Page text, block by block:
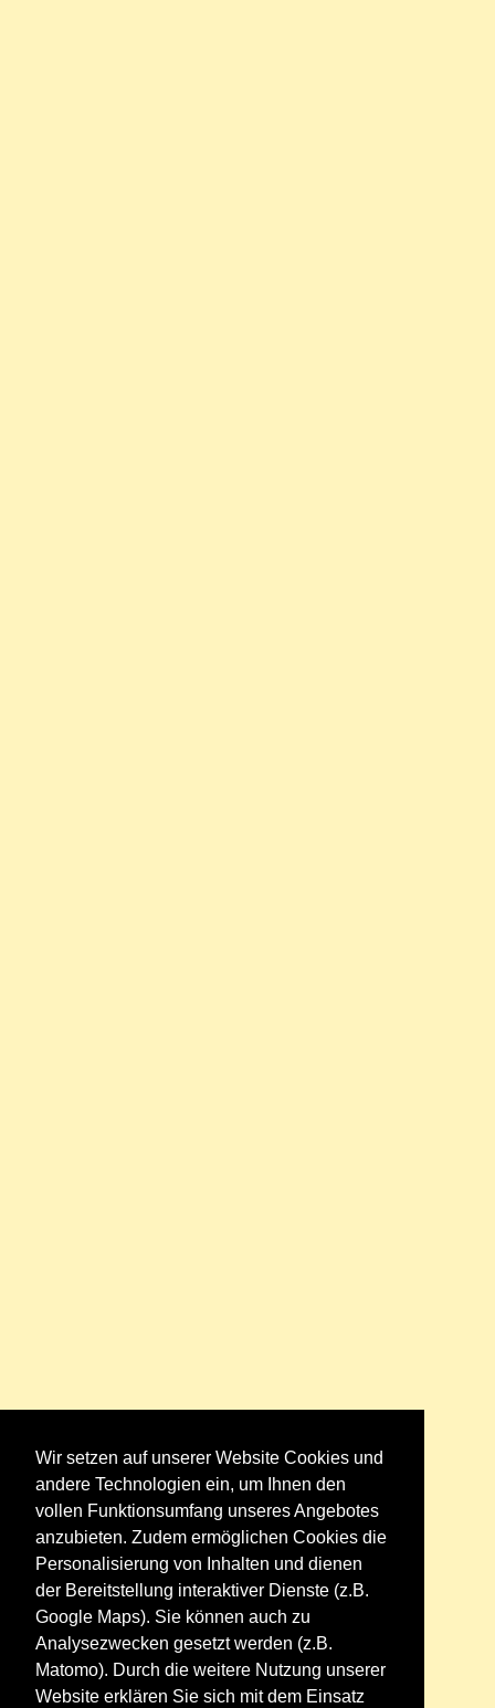
Wir setzen auf unserer Website Cookies und
andere Technologien ein, um Ihnen den
vollen Funktionsumfang unseres Angebotes
anzubieten. Zudem ermöglichen Cookies die
Personalisierung von Inhalten und dienen
der Bereitstellung interaktiver Dienste (z.B.
Google Maps). Sie können auch zu
Analysezwecken gesetzt werden (z.B.
Matomo). Durch die weitere Nutzung unserer
Website erklären Sie sich mit dem Einsatz